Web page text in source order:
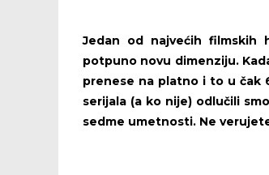
Jedan od najvećih filmskih
potpuno novu dimenziju.
prenese na platno i to u čak
serijala (a ko nije) odlučili
sedme umetnosti. Ne